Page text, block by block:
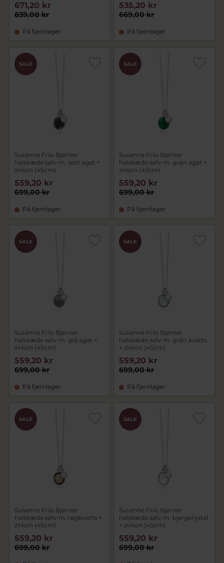
839,00 kr
671,20 kr
På fjernlager
669,00 kr
535,20 kr
På fjernlager
SALE
Susanne Friis Bjørner
halskæde sølv m. sort agat +
zirkon (45cm)
699,00 kr
559,20 kr
På fjernlager
SALE
Susanne Friis Bjørner
halskæde sølv m. grøn agat +
zirkon (45cm)
699,00 kr
559,20 kr
På fjernlager
SALE
Susanne Friis Bjørner
halskæde sølv m. grå agat +
zirkon (45cm)
699,00 kr
559,20 kr
På fjernlager
SALE
Susanne Friis Bjørner
halskæde sølv m. grøn kvarts
+ zirkon (45cm)
699,00 kr
559,20 kr
På fjernlager
SALE
Susanne Friis Bjørner
halskæde sølv m. røgkvarts +
zirkon (45cm)
699,00 kr
559,20 kr
SALE
Susanne Friis Bjørner
halskæde sølv m. bjergkrystal
+ zirkon (45cm)
699,00 kr
559,20 kr